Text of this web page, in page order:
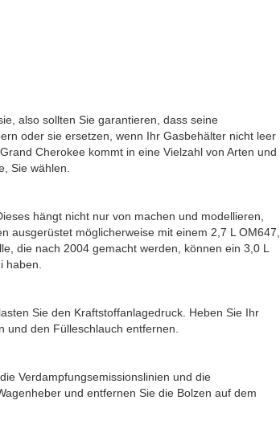
also sollten Sie garantieren, dass seine
oder sie ersetzen, wenn Ihr Gasbehälter nicht leer
Cherokee kommt in eine Vielzahl von Arten und
Sie wählen.
hängt nicht nur von machen und modellieren,
ausgerüstet möglicherweise mit einem 2,7 L OM647,
die nach 2004 gemacht werden, können ein 3,0 L
haben.
Sie den Kraftstoffanlagedruck. Heben Sie Ihr
und den Fülleschlauch entfernen.
Verdampfungsemissionslinien und die
und entfernen Sie die Bolzen auf dem